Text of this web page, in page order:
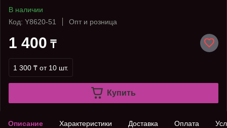
В наличии
Код: Y8620-51
Опт и розница
1 400 ₸
1 300 ₸ от 10 шт.
Купить
Описание Характеристики Доставка Оплата